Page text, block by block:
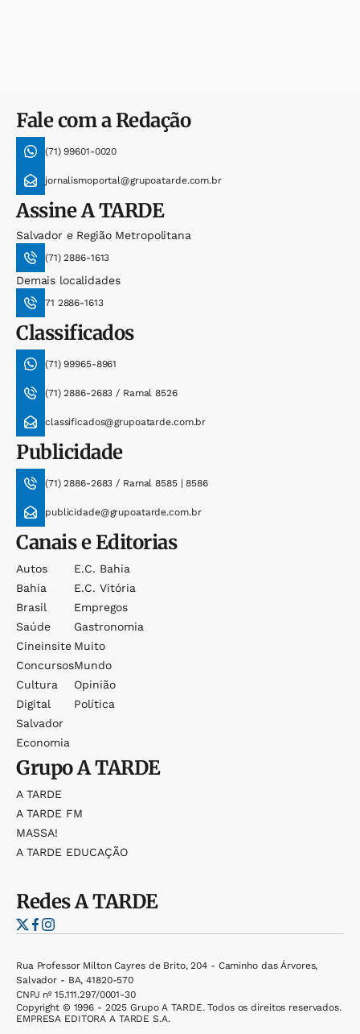
Fale com a Redação
(71) 99601-0020
jornalismoportal@grupoatarde.com.br
AssineA TARDE
Salvador e Região Metropolitana
(71) 2886-1613
Demais localidades
71 2886-1613
Classificados
(71) 99965-8961
(71) 2886-2683 / Ramal 8526
classificados@grupoatarde.com.br
Publicidade
(71) 2886-2683 / Ramal 8585 | 8586
publicidade@grupoatarde.com.br
Canais e Editorias
Autos
Bahia
Brasil
Saúde
Cineinsite
Concursos
Cultura
Digital
Salvador
Economia
E.c. Bahia
E.c. Vitória
Empregos
Gastronomia
Muito
Mundo
Opinião
Política
GrupoA TARDE
A TARDE
A TARDE FM
MASSA!
A TARDE EDUCAÇÃO
RedesA TARDE
Rua Professor Milton Cayres de Brito, 204 - Caminho das Árvores,
Salvador - BA, 41820-570
CNPJ nº 15.111.297/0001-30
Copyright © 1996 - 2025 Grupo A TARDE. Todos os direitos reservados.
EMPRESA EDITORA A TARDE S.A.